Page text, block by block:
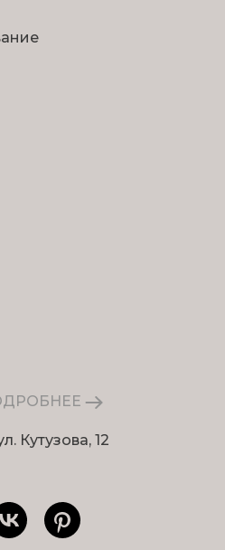
Кутузова, 12